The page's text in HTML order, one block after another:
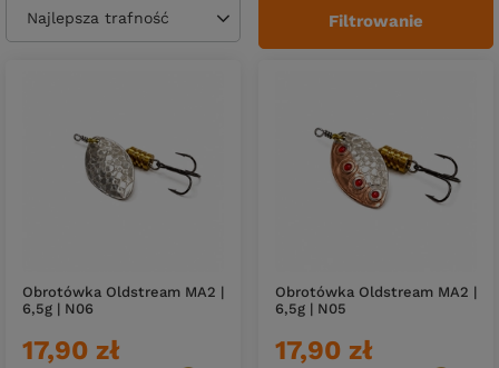
Zmień sortowanie
Najlepsza trafność Filtrowanie
Obrotówka Oldstream MA2 |
6,5g | N06
17,90 zł
Obrotówka Oldstream MA2 |
6,5g | N05
17,90 zł